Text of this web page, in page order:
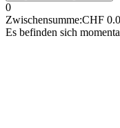
0
Zwischensumme:CHF
Es befinden sich